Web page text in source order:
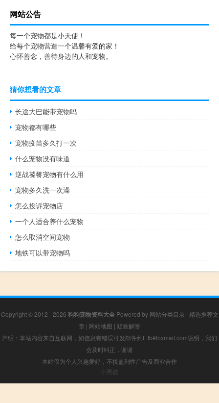
网站公告
每一个宠物都是小天使！
给每个宠物营造一个温馨有爱的家！
心怀善念，善待身边的人和宠物。
猜你想看的文章
长途大巴能带宠物吗
宠物都有哪些
宠物疫苗多久打一次
什么宠物没有味道
逆战饕餮宠物有什么用
宠物多久洗一次澡
怎么投诉宠物店
一个人适合养什么宠物
怎么取消空间宠物
地铁可以带宠物吗
Copyright © 2012 - 2026 狗狗宠物资料大全Powered by 网站分类目录 | 精选推荐文
章 | 网站地图 | 疑难解答
声明：本站内容来自互联网，如信息有错误可发邮件到f_fb#foxmail.com说明，我们
会及时纠正，谢谢
本站仅为个人兴趣爱好，不接盈利性广告及商业合作
小男孩